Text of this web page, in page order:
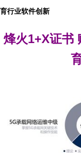
育行业软件创新
烽火1+X证书